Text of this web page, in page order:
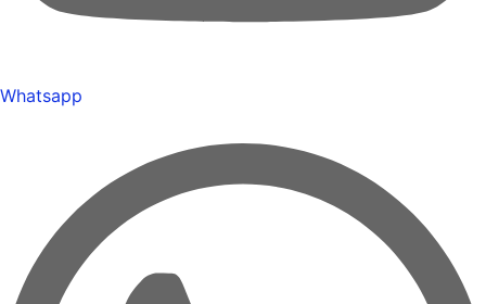
Whatsapp